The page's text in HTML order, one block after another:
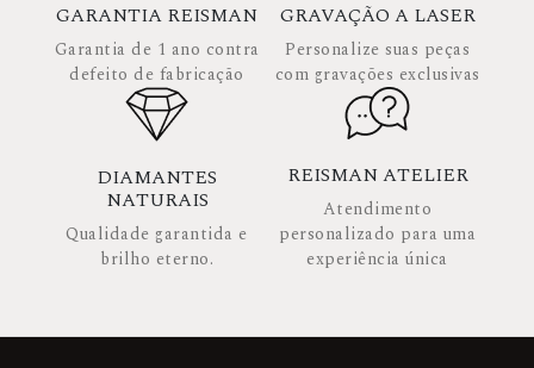
GARANTIA REISMAN
Garantia de 1 ano contra
defeito de fabricação
GRAVAÇÃO A LASER
Personalize suas peças
com gravações exclusivas
DIAMANTES
NATURAIS
Qualidade garantida e
brilho eterno.
REISMAN ATELIER
Atendimento
personalizado para uma
experiência única